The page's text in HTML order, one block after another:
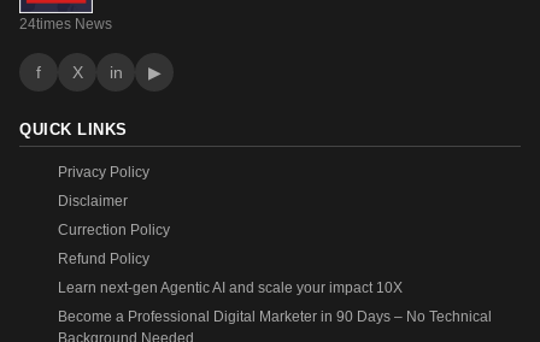
24times News
f X in ▶
QUICK LINKS
Privacy Policy
Disclaimer
Currection Policy
Refund Policy
Learn next-gen Agentic AI and scale your impact 10X
Become a Professional Digital Marketer in 90 Days – No Technical
Background Needed